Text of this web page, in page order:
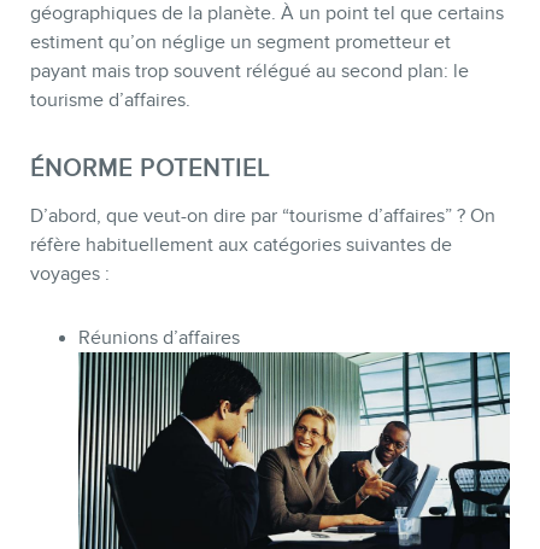
BOUTIQUE
BLOGUE
géographiques de la planète. À un point tel que certains
estiment qu’on néglige un segment prometteur et
payant mais trop souvent rélégué au second plan: le
tourisme d’affaires.
ÉNORME POTENTIEL
D’abord, que veut-on dire par “tourisme d’affaires” ? On
réfère habituellement aux catégories suivantes de
voyages :
Réunions d’affaires